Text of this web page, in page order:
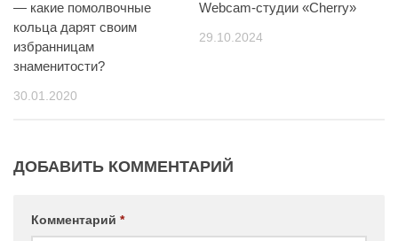
— какие помолвочные
кольца дарят своим
избранницам
знаменитости?
30.01.2020
Webcam-студии «Cherry»
29.10.2024
ДОБАВИТЬ КОММЕНТАРИЙ
Комментарий *